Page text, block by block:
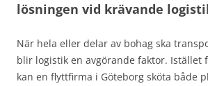
lösningen vid krävande
När hela eller delar av bohag ska
blir logistik en avgörande faktor. Istället
kan en flyttfirma i Göteborg sköta både